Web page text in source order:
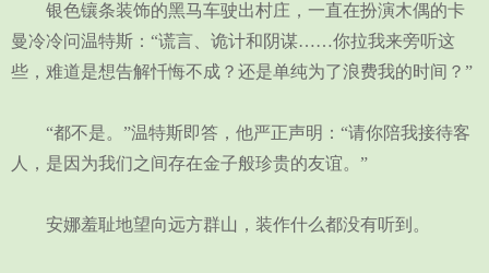
银色镶条装饰的黑马车驶出村庄，一直在扮演木偶的卡
曼冷冷问温特斯：“谎言、诡计和阴谋……你拉我来旁听这
些，难道是想告解忏悔不成？还是单纯为了浪费我的时间？”
“都不是。”温特斯即答，他严正声明：“请你陪我接待客
人，是因为我们之间存在金子般珍贵的友谊。”
安娜羞耻地望向远方群山，装作什么都没有听到。